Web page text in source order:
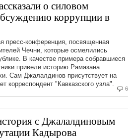
6
о силовом
коррупции в
пресс-конференция, посвященная
Чечни, которые осмелились
В качестве примера собравшиеся
привели историю Рамазана
Сам Джалалдинов присутствует на
корреспондент "Кавказского узла".
с Джалалдиновым
Кадырова